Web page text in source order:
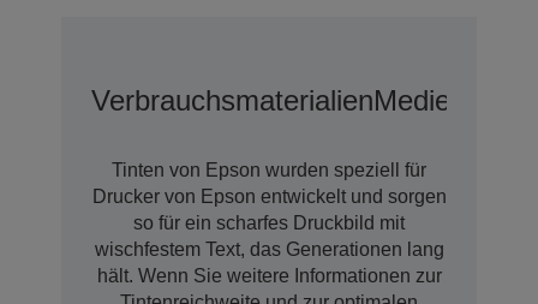
VerbrauchsmaterialienMedien
Tinten von Epson wurden speziell für
Drucker von Epson entwickelt und sorgen
so für ein scharfes Druckbild mit
wischfestem Text, das Generationen lang
hält. Wenn Sie weitere Informationen zur